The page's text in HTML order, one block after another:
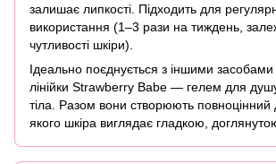
залишає липкості. Підходить для
використання (1–3 рази на тиждень,
чутливості шкіри).
Ідеально поєднується з іншими засобами
лінійки Strawberry Babe — гелем для
тіла. Разом вони створюють повноцінний
якого шкіра виглядає гладкою,